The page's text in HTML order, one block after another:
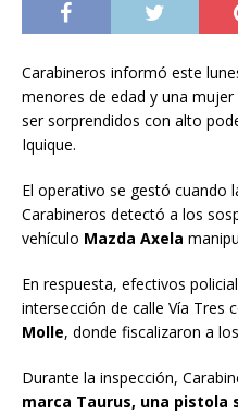
Carabineros informó este
menores de edad y una
ser sorprendidos con alto
Iquique.
El operativo se gestó cuando
Carabineros detectó a los
vehículo Mazda Axela
En respuesta, efectivos
intersección de calle Vía Tres
Molle, donde fiscalizaron a
Durante la inspección,
marca Taurus, una pistola